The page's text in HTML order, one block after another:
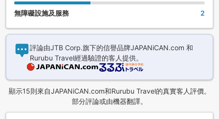
無障礙設施及服務 2
評論由JTB Corp.旗下的信譽品牌JAPANiCAN.com 和
Rurubu Travel經過驗證的客人提供。
顯示15則來自JAPANiCAN.com和Rurubu Travel的真實客人評價。
部分評論或由機器翻譯。